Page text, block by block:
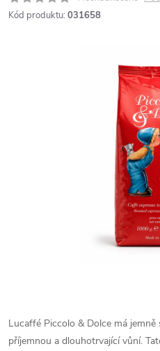
Kód produktu: 031658
Lucaffé Piccolo & Dolce má
příjemnou a dlouhotrvající vůní.